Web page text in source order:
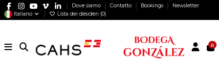
Dove siamo Contatto Bookings
Newsletter
Italiano
Lista dei desideri (0)
0